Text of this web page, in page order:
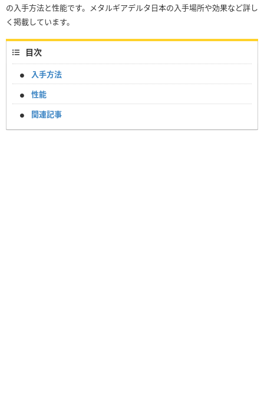
の入手方法と性能です。メタルギアデルタ日本の入手場所や効果など詳し
く掲載しています。
目次
入手方法
性能
関連記事